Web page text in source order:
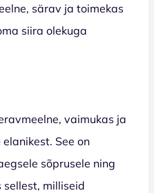
särav ja toimekas
siira olekuga
vaimukas ja
See on
sõprusele ning
sellest, milliseid